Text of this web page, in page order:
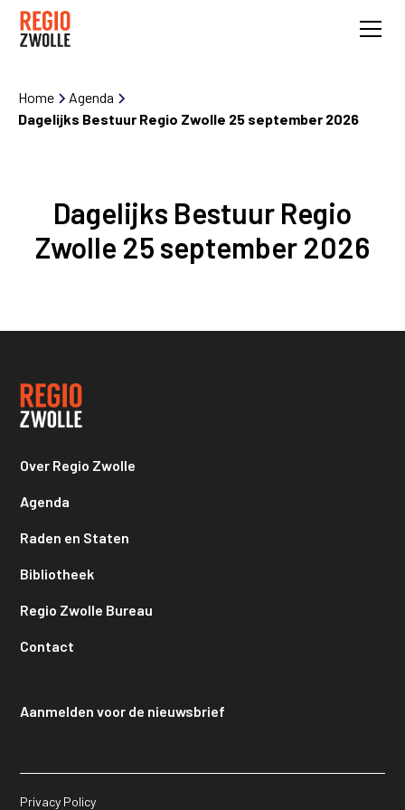
Home
Agenda
Dagelijks Bestuur Regio Zwolle 25 september 2026
Dagelijks Bestuur Regio
Zwolle 25 september 2026
Over Regio Zwolle
Agenda
Raden en Staten
Bibliotheek
Regio Zwolle Bureau
Contact
Aanmelden voor de nieuwsbrief
Privacy Policy